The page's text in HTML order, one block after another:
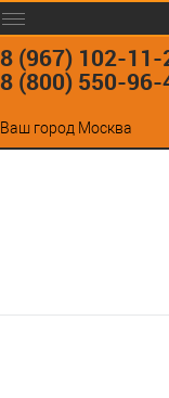
8 (967) 102-11-
8 (800) 550-96-
Ваш город Москва